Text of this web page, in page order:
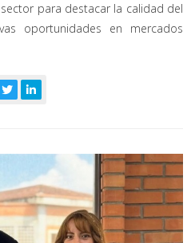
para destacar la calidad del
oportunidades en mercados